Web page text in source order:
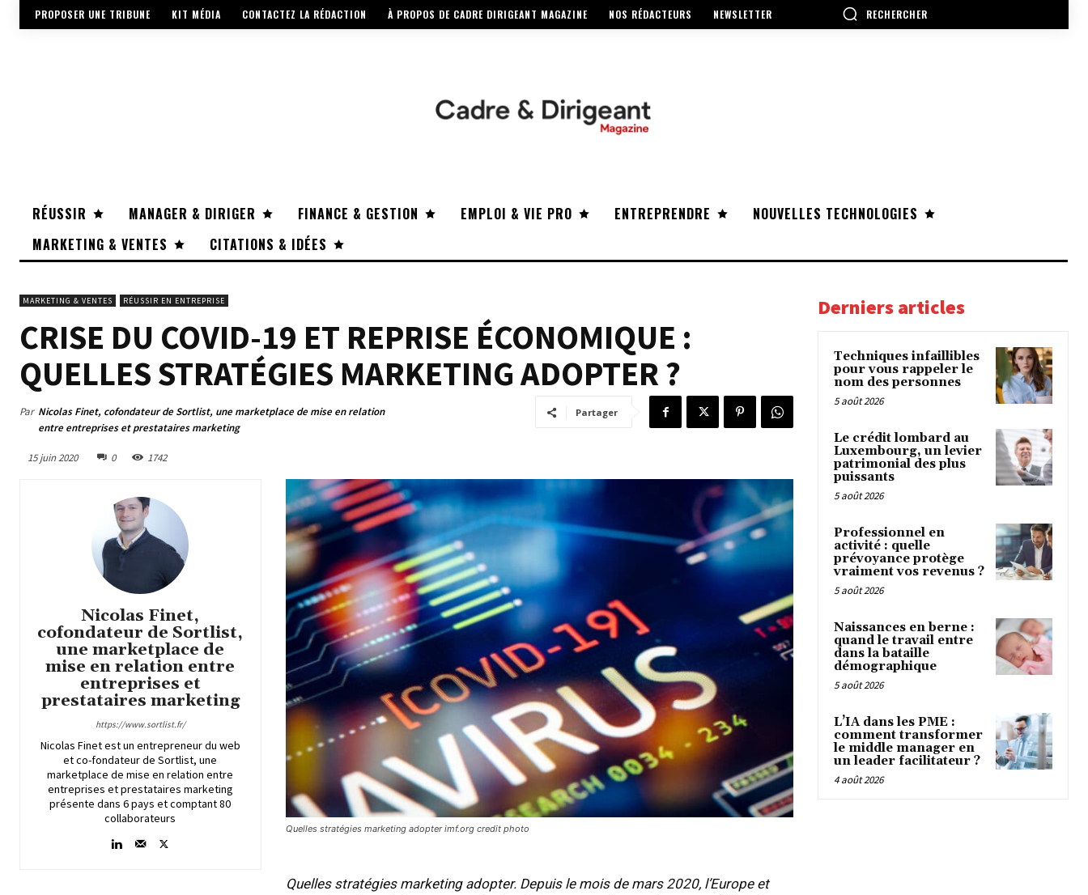
PROPOSER UNE TRIBUNE KIT MÉDIA CONTACTEZ LA RÉDACTION À PROPOS DE CADRE DIRIGEANT MAGAZINE NOS RÉDACTEURS NEWSLETTER RECHERCHER
RÉUSSIR MANAGER & DIRIGER FINANCE & GESTION EMPLOI & VIE PRO ENTREPRENDRE
NOUVELLES TECHNOLOGIES
MARKETING & VENTES
CITATIONS & IDÉES
MARKETING & VENTES RÉUSSIR EN ENTREPRISE
CRISE DU COVID-19 ET REPRISE ÉCONOMIQUE :
QUELLES STRATÉGIES MARKETING ADOPTER ?
Par Nicolas Finet, cofondateur de Sortlist, une marketplace de mise en relation
entre entreprises et prestataires marketing
15 juin 2020 0 1742
Partager
Nicolas Finet,
cofondateur de Sortlist,
une marketplace de
mise en relation entre
entreprises et
prestataires marketing
https://www.sortlist.fr/
Nicolas Finet est un entrepreneur du web
et co-fondateur de Sortlist, une
marketplace de mise en relation entre
entreprises et prestataires marketing
présente dans 6 pays et comptant 80
collaborateurs
Quelles stratégies marketing adopter imf.org credit photo
Quelles stratégies marketing adopter. Depuis le mois de mars 2020, l’Europe et
Derniers articles
Techniques infaillibles
pour vous rappeler le
nom des personnes
5 août 2026
Le crédit lombard au
Luxembourg, un levier
patrimonial des plus
puissants
5 août 2026
Professionnel en
activité : quelle
prévoyance protège
vraiment vos revenus ?
5 août 2026
Naissances en berne :
quand le travail entre
dans la bataille
démographique
5 août 2026
L’IA dans les PME :
comment transformer
le middle manager en
un leader facilitateur ?
4 août 2026